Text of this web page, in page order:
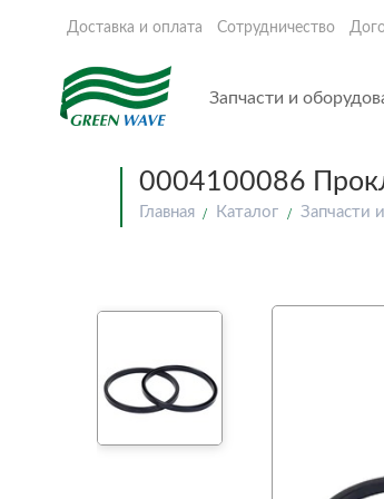
Доставка и оплата Сотрудничество
Запчасти и
0004100086
Главная Каталог Запчасти